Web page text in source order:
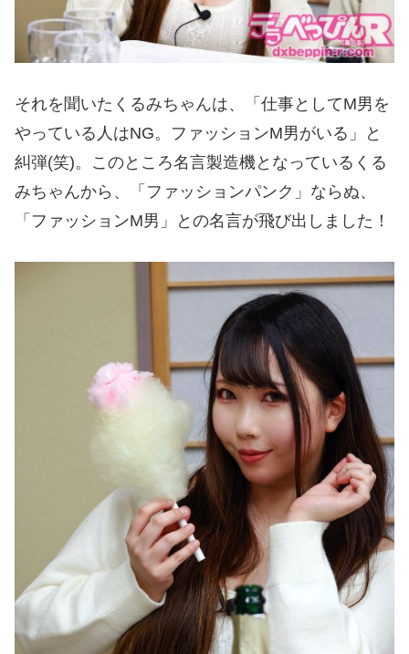
それを聞いたくるみちゃんは、「仕事としてM男を
やっている人はNG。ファッションM男がいる」と
糾弾(笑)。このところ名言製造機となっているくる
みちゃんから、「ファッションパンク」ならぬ、
「ファッションM男」との名言が飛び出しました！